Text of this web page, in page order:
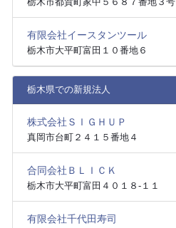
有限会社イースタンツール
栃木市大平町富田１０番地６
栃木県での新規法人
株式会社ＳＩＧＨＵＰ
真岡市台町２４１５番地４
合同会社ＢＬＩＣＫ
栃木市大平町富田４０１８‐１１
有限会社千代田寿司